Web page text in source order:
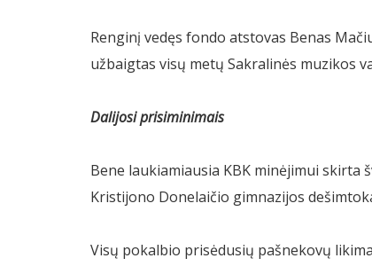
Renginį vedęs fondo atstovas Benas
užbaigtas visų metų Sakralinės muzikos
Dalijosi prisiminimais
Bene laukiamiausia KBK minėjimui skirta
Kristijono Donelaičio gimnazijos
Visų pokalbio prisėdusių pašnekovų